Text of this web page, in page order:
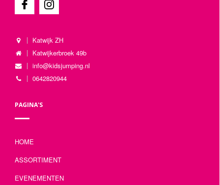
Katwijk ZH
Katwijkerbroek 49b
info@kidsjumping.nl
0642820944
PAGINA'S
HOME
ASSORTIMENT
EVENEMENTEN